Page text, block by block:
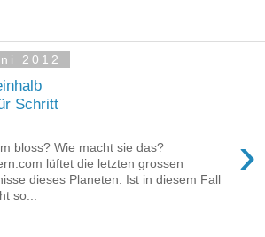
2012
Schritt
›
bloss? Wie macht sie das?
lüftet die letzten grossen
dieses Planeten. Ist in diesem Fall
so...